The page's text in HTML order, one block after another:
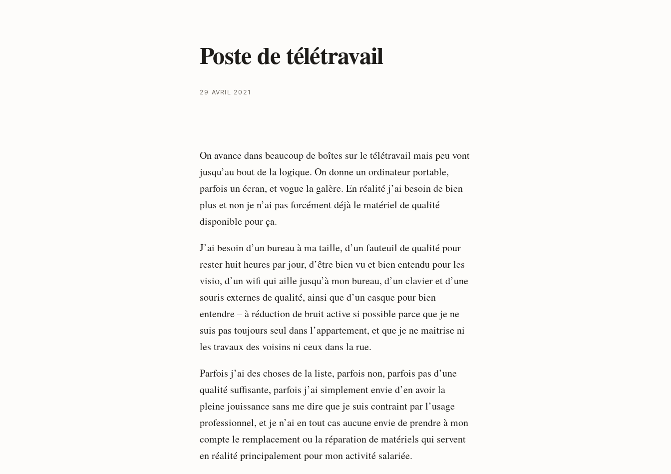
Poste de télétravail
29 AVRIL 2021
On avance dans beaucoup de boîtes sur le télétravail mais peu vont
jusqu’au bout de la logique. On donne un ordinateur portable,
parfois un écran, et vogue la galère. En réalité j’ai besoin de bien
plus et non je n’ai pas forcément déjà le matériel de qualité
disponible pour ça.
J’ai besoin d’un bureau à ma taille, d’un fauteuil de qualité pour
rester huit heures par jour, d’être bien vu et bien entendu pour les
visio, d’un wifi qui aille jusqu’à mon bureau, d’un clavier et d’une
souris externes de qualité, ainsi que d’un casque pour bien
entendre – à réduction de bruit active si possible parce que je ne
suis pas toujours seul dans l’appartement, et que je ne maitrise ni
les travaux des voisins ni ceux dans la rue.
Parfois j’ai des choses de la liste, parfois non, parfois pas d’une
qualité suffisante, parfois j’ai simplement envie d’en avoir la
pleine jouissance sans me dire que je suis contraint par l’usage
professionnel, et je n’ai en tout cas aucune envie de prendre à mon
compte le remplacement ou la réparation de matériels qui servent
en réalité principalement pour mon activité salariée.